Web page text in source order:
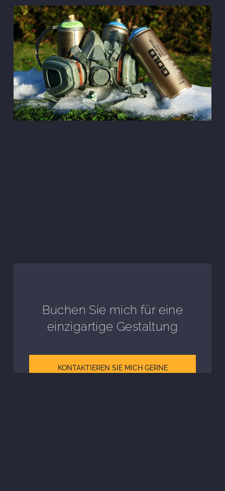
Buchen Sie mich für eine
einzigartige Gestaltung
KONTAKTIEREN SIE MICH GERNE